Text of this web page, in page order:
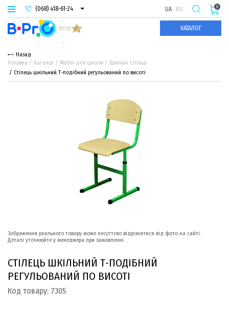
(068) 418-61-24
(093) 974-66-94
(095) 987-29-55
UA RU
КАТАЛОГ
0
Назад
Головна
Каталог Меблі для школи
Шкільні стільці
Стілець шкільний Т-подібний регульований по висоті
Зображення реального товару може несуттєво відрізнятися від фото на сайті.
Деталі уточнюйте у менеджера при замовленні.
СТІЛЕЦЬ ШКІЛЬНИЙ Т-ПОДІБНИЙ
РЕГУЛЬОВАНИЙ ПО ВИСОТІ
Код товару: 7305